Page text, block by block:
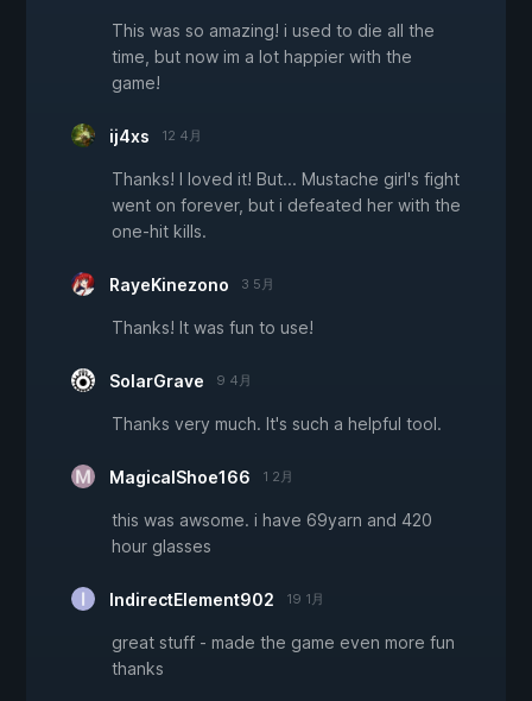
This was so amazing! i used to die all the
time, but now im a lot happier with the
game!
ij4xs 12 4月
Thanks! I loved it! But... Mustache girl's fight
went on forever, but i defeated her with the
one-hit kills.
RayeKinezono 3 5月
Thanks! It was fun to use!
SolarGrave 9 4月
Thanks very much. It's such a helpful tool.
MagicalShoe166 1 2月
this was awsome. i have 69yarn and 420
hour glasses
IndirectElement902 19 1月
great stuff - made the game even more fun
thanks